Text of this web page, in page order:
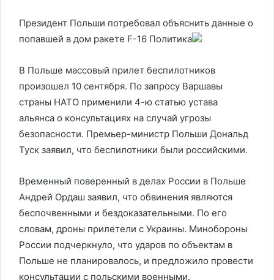
Президент Польши потребовал объяснить данные о
попавшей в дом ракете F-16 Политика
В Польше массовый прилет беспилотников
произошел 10 сентября. По запросу Варшавы
страны НАТО применили 4-ю статью устава
альянса о консультациях на случай угрозы
безопасности. Премьер-министр Польши Дональд
Туск заявил, что беспилотники были российскими.
Временный поверенный в делах России в Польше
Андрей Ордаш заявил, что обвинения являются
беспочвенными и бездоказательными. По его
словам, дроны прилетели с Украины. Минобороны
России подчеркнуло, что ударов по объектам в
Польше не планировалось, и предложило провести
консультации с польскими военными.